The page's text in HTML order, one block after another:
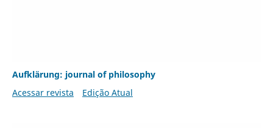
Aufklärung: journal of philosophy
Acessar revista
Edição Atual